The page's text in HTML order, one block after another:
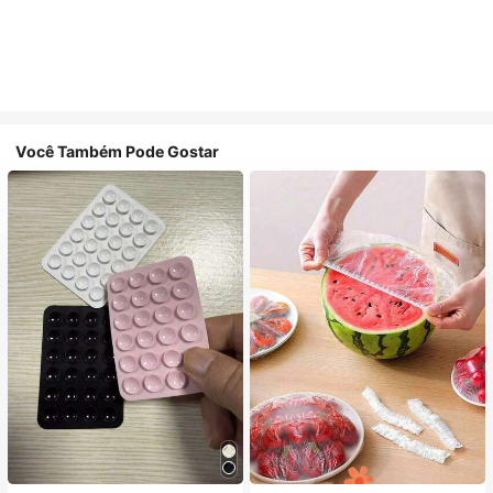
Você Também Pode Gostar